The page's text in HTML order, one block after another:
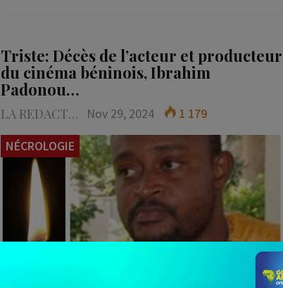
Triste: Décès de l’acteur et producteur
du cinéma béninois, Ibrahim
Padonou…
LA REDACTION Nov 29, 2024
1 179
NÉCROLOGIE